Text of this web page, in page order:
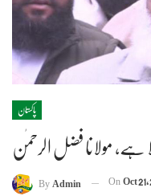
پاکستان
مولانا فضل الرحمٰن
ByAdmin OnOct